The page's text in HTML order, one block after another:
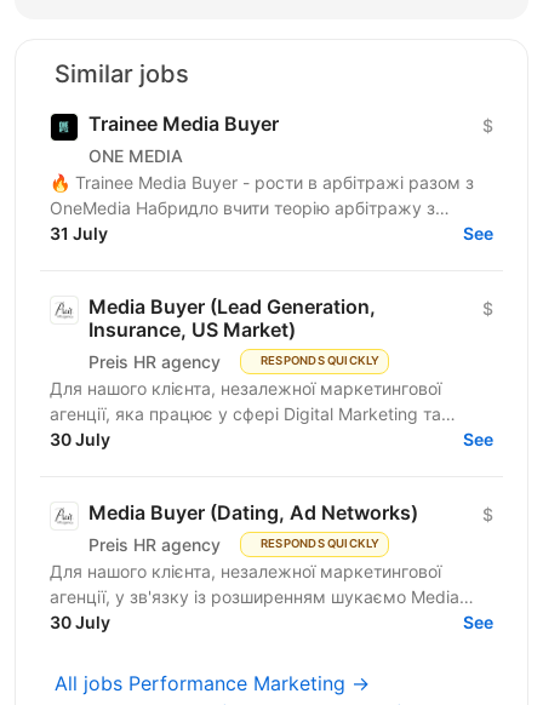
Similar jobs
Trainee Media Buyer
ONE MEDIA
$
🔥 Trainee Media Buyer - рости в арбітражі разом з
OneMedia Набридло вчити теорію арбітражу з
ютубу? Хочеш вчитися на реальних бюджетах,
31 July See
Media Buyer (Lead Generation,
Insurance, US Market)
Preis HR agency RESPONDS QUICKLY
$
Для нашого клієнта, незалежної маркетингової
агенції, яка працює у сфері Digital Marketing та
Affiliate Marketing, шукаємо Lead Generation
30 July See
Media Buyer (Dating, Ad Networks)
Preis HR agency RESPONDS QUICKLY
$
Для нашого клієнта, незалежної маркетингової
агенції, у зв'язку із розширенням шукаємо Media
Buyer (Dating, Ad Networks) з можливістю
30 July See
All jobs Performance Marketing →